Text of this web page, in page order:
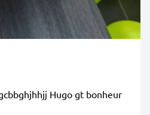
Hugo gt bonheur